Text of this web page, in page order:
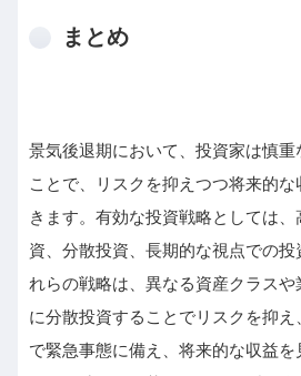
まとめ
景気後退期において、投資家は慎重
ことで、リスクを抑えつつ将来的
きます。有効な投資戦略としては
資、分散投資、長期的な視点での投
れらの戦略は、異なる資産クラス
に分散投資することでリスクを抑え
で緊急事態に備え、将来的な収益を